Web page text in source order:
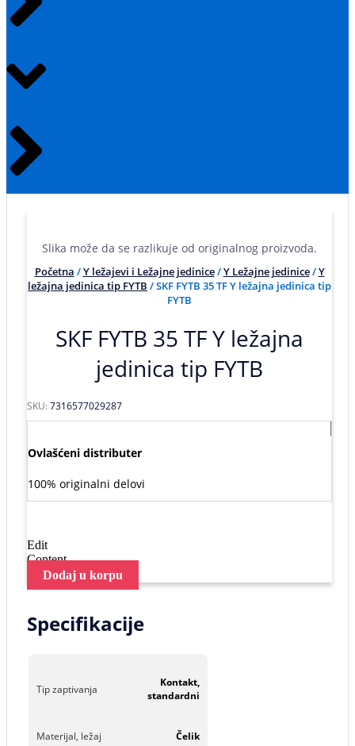
Slika može da se razlikuje od originalnog proizvoda.
Početna /Y ležajevi i Ležajne jedinice/Y Ležajne jedinice/Y
ležajna jedinica tip FYTB / SKF FYTB 35 TF Y ležajna jedinica tip
FYTB
SKF FYTB 35 TF Y ležajna
jedinica tip FYTB
SKU:7316577029287
Ovlašćeni distributer
100% originalni delovi
Edit
Content
Dodaj u korpu
Specifikacije
Tip zaptivanja
Kontakt,
standardni
Materijal, ležaj Čelik